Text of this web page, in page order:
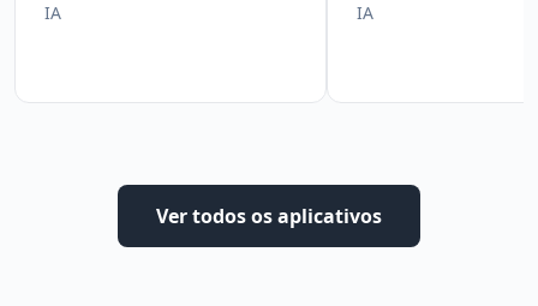
IA IA
Ver todos os aplicativos